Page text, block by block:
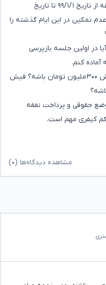
۱- آیا ممکن است به دلیل نپرداختن نفقه از تاریخ ۹۹/۱/۱ تا تاریخ
به عدم تمکین در این ایام گذشته را
در اولین جلسه بازپرسی
کنم.
۳-آیا وثیقه میتونه سند خودرو به ارزش ۳۰۰ملیون تومان باشه؟ فیش
حقوقی و پرداخت نفقه
کیفری مهم است.
مشاهده دیدگاه‌ها (۰)